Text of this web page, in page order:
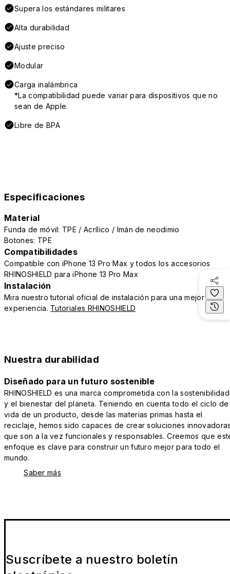
Supera los estándares militares
Alta durabilidad
Ajuste preciso
Modular
Carga inalámbrica
*La compatibilidad puede variar para dispositivos que no
sean de Apple.
Libre de BPA
Especificaciones
Material
Funda de móvil: TPE / Acrílico / Imán de neodimio
Botones: TPE
Compatibilidades
Compatible con iPhone 13 Pro Max y todos los accesorios
RHINOSHIELD para iPhone 13 Pro Max
Instalación
Mira nuestro tutorial oficial de instalación para una mejor
experiencia. Tutoriales RHINOSHIELD
Nuestra durabilidad
Diseñado para un futuro sostenible
RHINOSHIELD es una marca comprometida con la sostenibilidad
y el bienestar del planeta. Teniendo en cuenta todo el ciclo de
vida de un producto, desde las materias primas hasta el
reciclaje, hemos sido capaces de crear soluciones
que son a la vez funcionales y responsables. Creemos que
enfoque es clave para construir un futuro mejor para todo el
mundo.
Saber más
Suscríbete a nuestro boletín